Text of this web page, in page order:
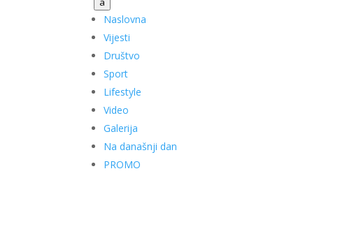
Naslovna
Vijesti
Društvo
Sport
Lifestyle
Video
Galerija
Na današnji dan
PROMO